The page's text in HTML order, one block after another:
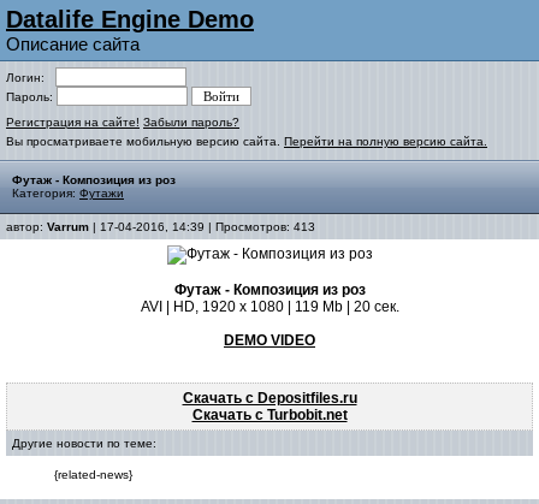
Datalife Engine Demo
Описание сайта
Логин:
Пароль:
Регистрация на сайте! Забыли пароль?
Вы просматриваете мобильную версию сайта. Перейти на полную версию сайта.
Футаж - Композиция из роз
Категория: Футажи
автор: Varrum | 17-04-2016, 14:39 | Просмотров: 413
Футаж - Композиция из роз
AVI | HD, 1920 x 1080 | 119 Mb | 20 сек.
DEMO VIDEO
Скачать с Depositfiles.ru
Скачать с Turbobit.net
Другие новости по теме:
{related-news}